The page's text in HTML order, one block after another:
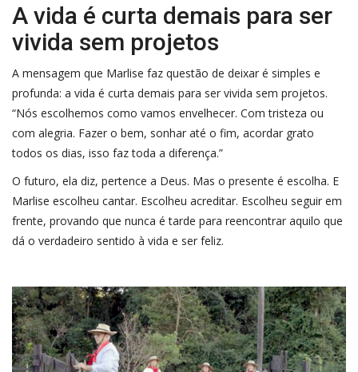
A vida é curta demais para ser
vivida sem projetos
A mensagem que Marlise faz questão de deixar é simples e
profunda: a vida é curta demais para ser vivida sem projetos.
“Nós escolhemos como vamos envelhecer. Com tristeza ou
com alegria. Fazer o bem, sonhar até o fim, acordar grato
todos os dias, isso faz toda a diferença.”
O futuro, ela diz, pertence a Deus. Mas o presente é escolha. E
Marlise escolheu cantar. Escolheu acreditar. Escolheu seguir em
frente, provando que nunca é tarde para reencontrar aquilo que
dá o verdadeiro sentido à vida e ser feliz.